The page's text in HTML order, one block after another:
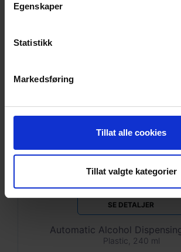
personvernerklæring
Egenskaper
Statistikk
Markedsføring
Tillat alle cookies
Tillat valgte kategorier
SE DETALJER
Automatic Alcohol
Plastic, 240 ml